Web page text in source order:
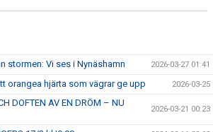
stormen: Vi ses i Nynäshamn 2026-03-27 01:41
orangea hjärta som vägrar ge upp 2026-03-25
DOFTEN AV EN DRÖM – NU
2026-03-21 00:23